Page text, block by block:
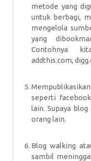
metode yang
untuk berbagi,
mengelola
yang
Contohnya
addthis.com,
seperti
lain. Supaya
orang lain.
Blog walking
sambil